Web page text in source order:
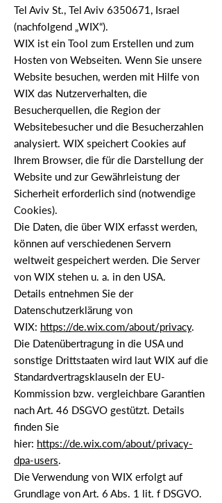
Tel Aviv St., Tel Aviv 6350671 , Israel
(nachfolgend „WIX“).
WIX ist ein Tool zum Erstellen und zum
Hosten von Webseiten. Wenn Sie unsere
Website besuchen, werden mit Hilfe von
WIX das Nutzerverhalten, die
Besucherquellen, die Region der
Websitebesucher und die Besucherzahlen
analysiert. WIX speichert Cookies auf
Ihrem Browser, die für die Darstellung der
Website und zur Gewährleistung der
Sicherheit erforderlich sind (notwendige
Cookies).
Die Daten, die über WIX erfasst werden,
können auf verschiedenen Servern
weltweit gespeichert werden. Die Server
von WIX stehen u. a. in den USA.
Details entnehmen Sie der
Datenschutzerklärung von
WIX: https://de.wix.com/about/privacy.
Die Datenübertragung in die USA und
sonstige Drittstaaten wird laut WIX auf die
Standardvertragsklauseln der EU-
Kommission bzw. vergleichbare Garantien
nach Art. 46 DSGVO gestützt. Details
finden Sie
hier: https://de.wix.com/about/privacy-
dpa-users.
Die Verwendung von WIX erfolgt auf
Grundlage von Art. 6 Abs. 1 lit. f DSGVO.